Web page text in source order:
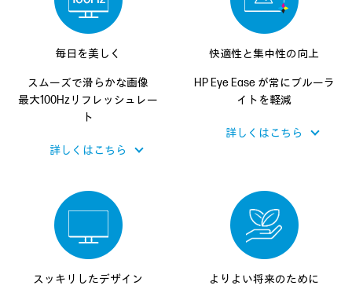
毎日を美しく
スムーズで滑らかな画像
最大100Hzリフレッシュレー
ト
詳しくはこちら
快適性と集中性の向上
HP Eye Ease が常にブルーラ
イトを軽減
詳しくはこちら
スッキリしたデザイン よりよい将来のために